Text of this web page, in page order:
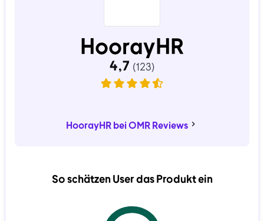
So schätzen User das Produkt ein
HoorayHR
HoorayHR bei OMR Reviews